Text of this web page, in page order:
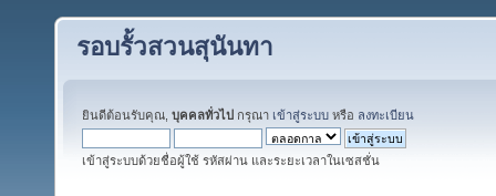
รอบรั้วสวนสุนันทา
ยินดีต้อนรับคุณ, บุคคลทั่วไป กรุณา เข้าสู่ระบบ หรือ ลงทะเบียน
เข้าสู่ระบบด้วยชื่อผู้ใช้ รหัสผ่าน และระยะเวลาในเซสชั่น